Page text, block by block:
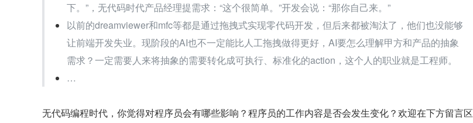
下。”，无代码时代产品经理提需求：“这个很简单。”开发会说：“那你自己来。”
以前的dreamviewer和mfc等都是通过拖拽式实现零代码开发，但后来都被淘汰了，他们也没能够
让前端开发失业。现阶段的AI也不一定能比人工拖拽做得更好，AI要怎么理解甲方和产品的抽象
需求？一定需要人来将抽象的需要转化成可执行、标准化的action，这个人的职业就是工程师。
…
无代码编程时代，你觉得对程序员会有哪些影响？程序员的工作内容是否会发生变化？欢迎在下方留言区